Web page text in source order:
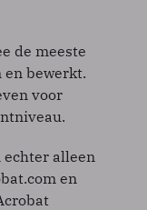
de meeste
en bewerkt.
voor
echter alleen
en